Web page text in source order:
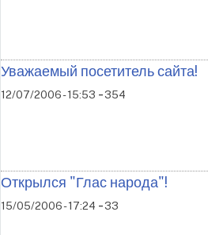
Уважаемый посетитель сайта!
12/07/2006 - 15:53 -354
Открылся "Глас народа"!
15/05/2006 - 17:24 -33